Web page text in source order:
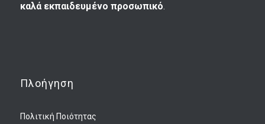
καλά εκπαιδευμένο προσωπικό.
Πλοήγηση
Πολιτική Ποιότητας